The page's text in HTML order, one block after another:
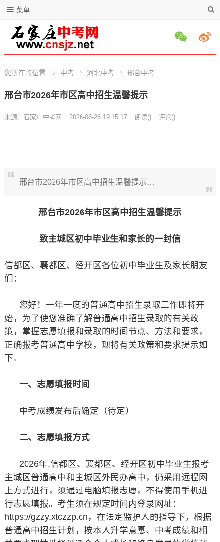
菜单
您所在的位置 中考 河北中考 邢台中考
邢台市2026年市区高中招生温馨提示
来源： 石家庄中考网 2026-06-26 19:15:17 阅读() 评论()
邢台市2026年市区高中招生温馨提示…
邢台市2026年市区高中招生温馨提示
致主城区初中毕业生和家长的一封信
信都区、襄都区、经开区各位初中毕业生及家长朋友
们：
您好！一年一度的普通高中招生录取工作即将开
始，为了使您准确了解普通高中招生录取的有关政
策，掌握志愿填报和录取的时间节点、方法和要求，
正确报考普通高中学校，现将有关政策和要求提示如
下。
一、志愿填报时间
中考成绩发布后确定（待定）
二、志愿填报方式
2026年,信都区、襄都区、经开区初中毕业生报考
主城区普通高中和主城区外民办高中，仍采用远程网
上方式进行，须通过电脑填报志愿，不得使用手机进
行志愿填报。考生须在规定时间内登录网址：
https://gzzy.xtczzp.cn，在法定监护人的指导下，根据
普通高中招生计划，按本人升学意愿、中考成绩和相